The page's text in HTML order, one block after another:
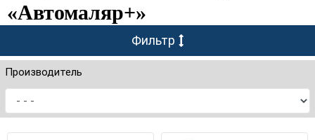
«Автомаляр+»
Фильтр
Производитель